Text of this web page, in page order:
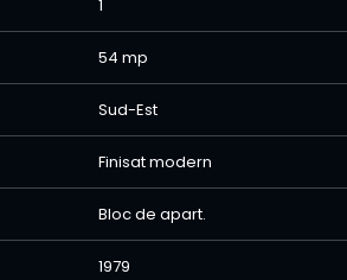
cu bancile comerciale care
imobilul pana la finalizarea
la consilierul nostru imobiliar:
1
54 mp
Sud-Est
Finisat modern
Bloc de apart.
1979